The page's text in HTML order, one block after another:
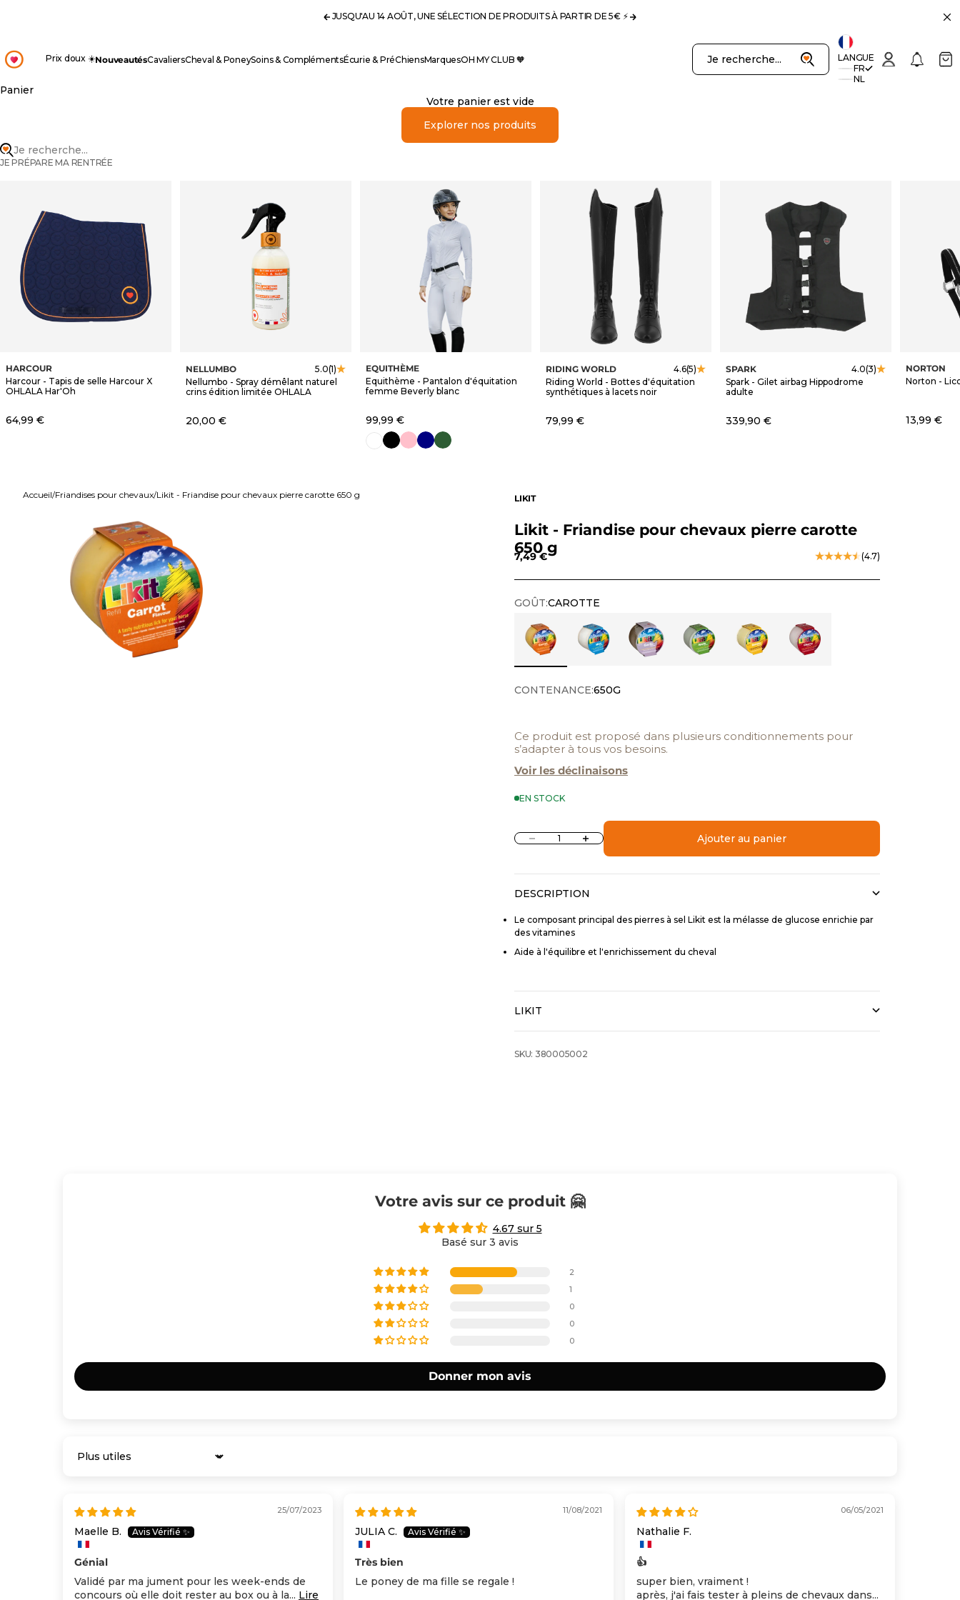
Précédent
JUSQU'AU 14 AOÛT, UNE SÉLECTION DE PRODUITS À PARTIR DE 5€ ⚡️ Suivant
OHLALA
Prix doux ☀️NouveautésCavaliersCheval & PoneySoins & ComplémentsÉcurie & PréChiensMarquesOH MY CLUB 🧡
Recherche
Je recherche...
LANGUE
FR
NL
Connexion
Panier
Votre panier est vide
Explorer nos produits
Je recherche...
JE PRÉPARE MA RENTRÉE
HARCOUR
Harcour - Tapis de selle Harcour X
OHLALA Har'Oh
Prix de vente
64,99 €
NELLUMBO 5.0(1)
Nellumbo - Spray démêlant naturel
crins édition limitée OHLALA
Prix de vente
20,00 €
EQUITHÈME
Equithème - Pantalon d'équitation
femme Beverly blanc
Prix de vente
99,99 €
blancnoirrosemarinevert forêt
RIDING WORLD 4.6(5)
Riding World - Bottes d'équitation
synthétiques à lacets noir
Prix de vente
79,99 €
SPARK 4.0(3)
Spark - Gilet airbag Hippodrome
adulte
Prix de vente
339,90 €
NORTON
Norton -
Prix de
13,99 €
Accueil Friandises pour chevaux Likit - Friandise pour chevaux pierre carotte 650 g LIKIT
Likit - Friandise pour chevaux pierre carotte
650 g
Prix de vente
7,49 € (4.7)
GOÛT:CAROTTE
CONTENANCE:650G
Ce produit est proposé dans plusieurs conditionnements pour
s’adapter à tous vos besoins.
Voir les déclinaisons
EN STOCK
Diminuer la quantitéAugmenter la quantité Ajouter au panier
DESCRIPTION
Le composant principal des pierres à sel Likit est la mélasse de glucose enrichie par
des vitamines
Aide à l'équilibre et l'enrichissement du cheval
LIKIT
SKU: 380005002
Votre avis sur ce produit 🤗
4.67 sur 5
Basé sur 3 avis
2
1
0
0
0
Donner mon avis
Sort by
25/07/2023
Maelle B.
Génial
Validé par ma jument pour les week-ends de
concours où elle doit rester au box ou à la... Lire
11/08/2021
JULIA C.
Très bien
Le poney de ma fille se regale !
06/05/2021
Nathalie F.
👍
super bien, vraiment !
après, j'ai fais tester à pleins de chevaux dans...